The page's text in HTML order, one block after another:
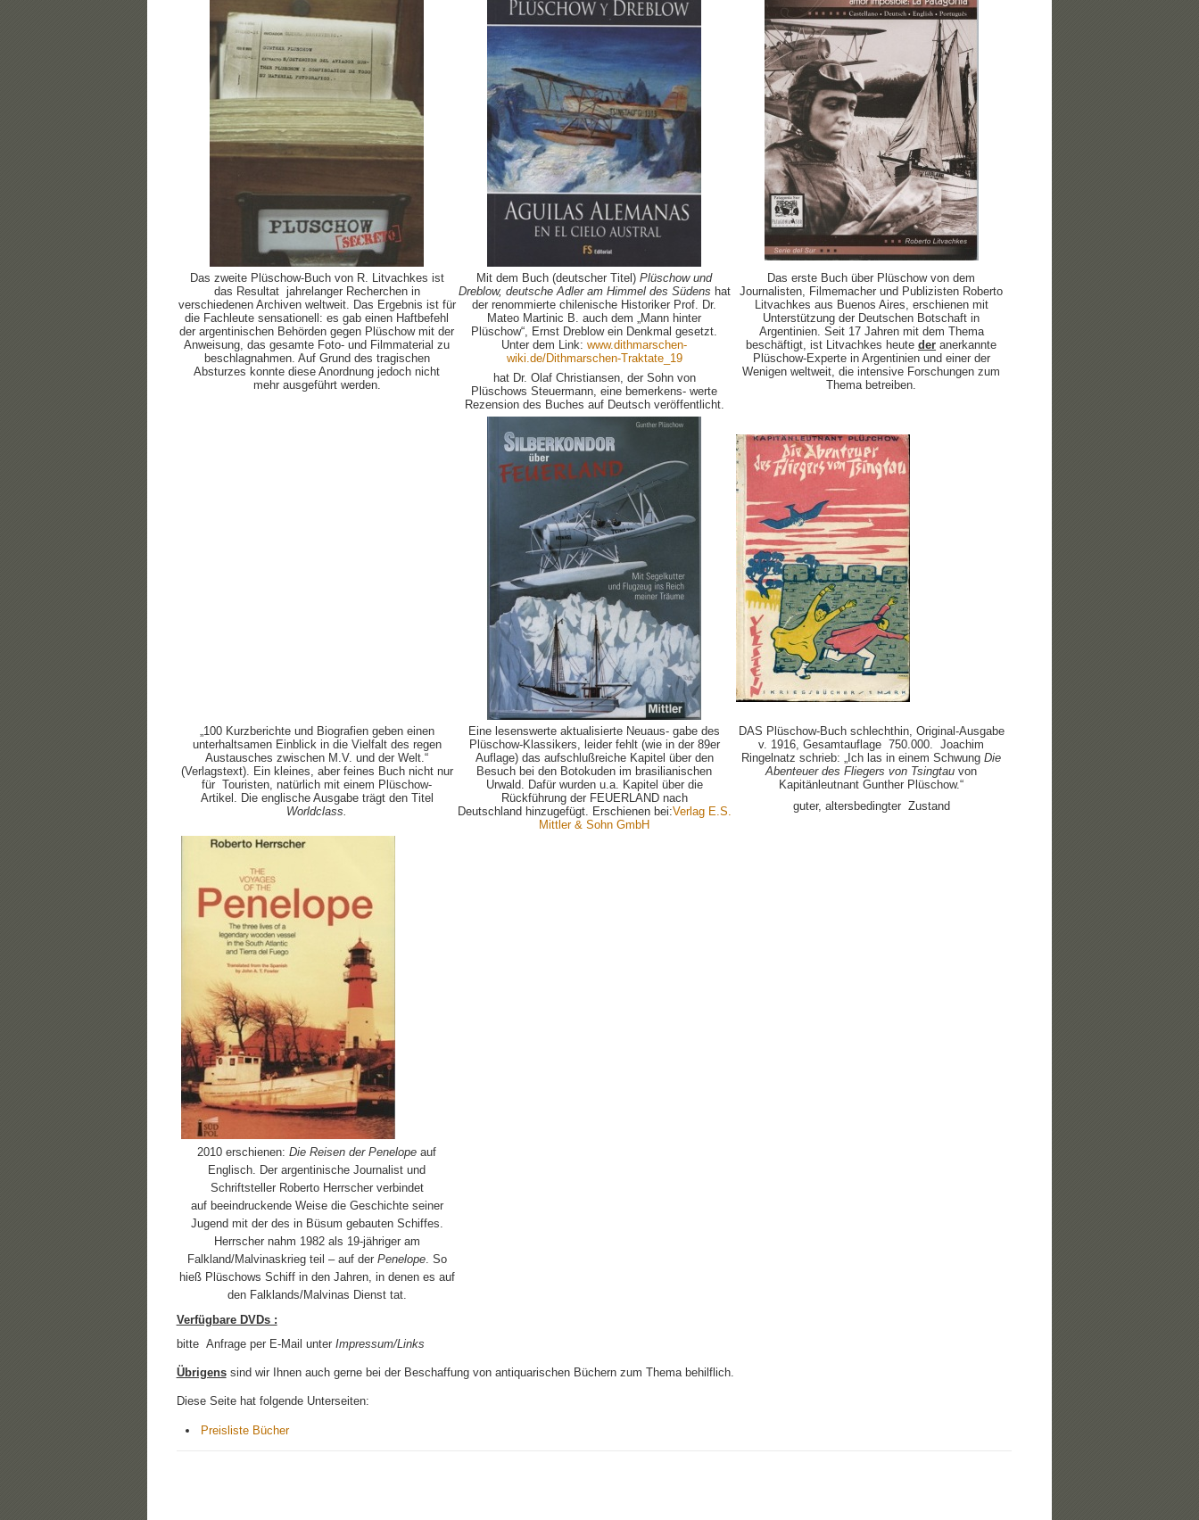
Das zweite Plüschow-Buch von R. Litvachkes ist
das Resultat jahrelanger Recherchen in
verschiedenen Archiven weltweit. Das Ergebnis ist für
die Fachleute sensationell: es gab einen Haftbefehl
der argentinischen Behörden gegen Plüschow mit der
Anweisung, das gesamte Foto- und Filmmaterial zu
beschlagnahmen. Auf Grund des tragischen
Absturzes konnte diese Anordnung jedoch nicht
mehr ausgeführt werden.
Mit dem Buch (deutscher Titel)Plüschow und
Dreblow, deutsche Adler am Himmel des Südens hat
der renommierte chilenische Historiker Prof. Dr.
Mateo Martinic B. auch dem „Mann hinter
Plüschow“, Ernst Dreblow ein Denkmal gesetzt.
Unter dem Link:www.dithmarschen-
wiki.de/Dithmarschen-Traktate_19
hat Dr. Olaf Christiansen, der Sohn von
Plüschows Steuermann, eine bemerkens- werte
Rezension des Buches auf Deutsch veröffentlicht.
Das erste Buch über Plüschow von dem
Journalisten, Filmemacher und Publizisten Roberto
Litvachkes aus Buenos Aires, erschienen mit
Unterstützung der Deutschen Botschaft in
Argentinien. Seit 17 Jahren mit dem Thema
beschäftigt, ist Litvachkes heuteder anerkannte
Plüschow-Experte in Argentinien und einer der
Wenigen weltweit, die intensive Forschungen zum
Thema betreiben.
„100 Kurzberichte und Biografien geben einen
unterhaltsamen Einblick in die Vielfalt des regen
Austausches zwischen M.V. und der Welt.“
(Verlagstext). Ein kleines, aber feines Buch nicht nur
für Touristen, natürlich mit einem Plüschow-
Artikel. Die englische Ausgabe trägt den Titel
Worldclass.
Eine lesenswerte aktualisierte Neuaus- gabe des
Plüschow-Klassikers, leider fehlt (wie in der 89er
Auflage) das aufschlußreiche Kapitel über den
Besuch bei den Botokuden im brasilianischen
Urwald. Dafür wurden u.a. Kapitel über die
Rückführung der FEUERLAND nach
Deutschland hinzugefügt. Erschienen bei:Verlag E.S.
Mittler & Sohn GmbH
DAS Plüschow-Buch schlechthin, Original-Ausgabe
v. 1916, Gesamtauflage 750.000. Joachim
Ringelnatz schrieb: „Ich las in einem SchwungDie
Abenteuer des Fliegers von Tsingtau von
Kapitänleutnant Gunther Plüschow.“
guter, altersbedingter Zustand
2010 erschienen:Die Reisen der Penelope auf
Englisch. Der argentinische Journalist und
Schriftsteller Roberto Herrscher verbindet
auf beeindruckende Weise die Geschichte seiner
Jugend mit der des in Büsum gebauten Schiffes.
Herrscher nahm 1982 als 19-jähriger am
Falkland/Malvinaskrieg teil – auf der Penelope. So
hieß Plüschows Schiff in den Jahren, in denen es auf
den Falklands/Malvinas Dienst tat.
Verfügbare DVDs :
bitte Anfrage per E-Mail unter Impressum/Links
Übrigenssind wir Ihnen auch gerne bei der Beschaffung von antiquarischen Büchern zum Thema behilflich.
Diese Seite hat folgende Unterseiten:
Preisliste Bücher